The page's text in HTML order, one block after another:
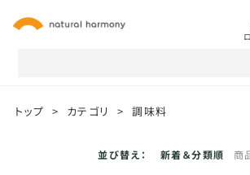
トップ > カテゴリ > 調味料
並び替え： 新着＆分類順 商